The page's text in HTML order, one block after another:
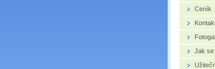
Ceník
Jak se